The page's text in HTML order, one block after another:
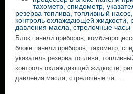
тахометр, спидометр,
резерва топлива, топливный насос,
контроль охлаждающей жидкости,
давления масла, стрелочные часы
Блок панели приборов, комби-
блоке панели приборов, тахометр,
указатель резерва топлива,
контроль охлаждающей жидкости,
давления масла, стрелочные ча ...